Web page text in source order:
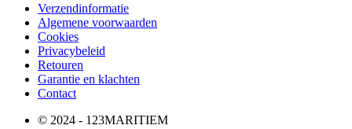
Verzendinformatie
Algemene voorwaarden
Cookies
Privacybeleid
Retouren
Garantie en klachten
Contact
© 2024 - 123MARITIEM